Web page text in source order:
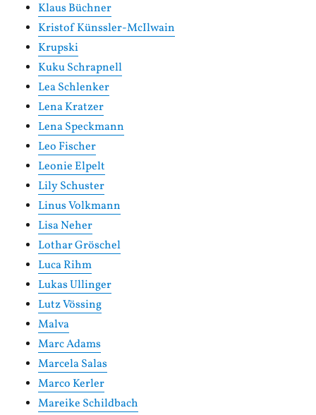
Klaus Büchner
Kristof Künssler-McIlwain
Krupski
Kuku Schrapnell
Lea Schlenker
Lena Kratzer
Lena Speckmann
Leo Fischer
Leonie Elpelt
Lily Schuster
Linus Volkmann
Lisa Neher
Lothar Gröschel
Luca Rihm
Lukas Ullinger
Lutz Vössing
Malva
Marc Adams
Marcela Salas
Marco Kerler
Mareike Schildbach